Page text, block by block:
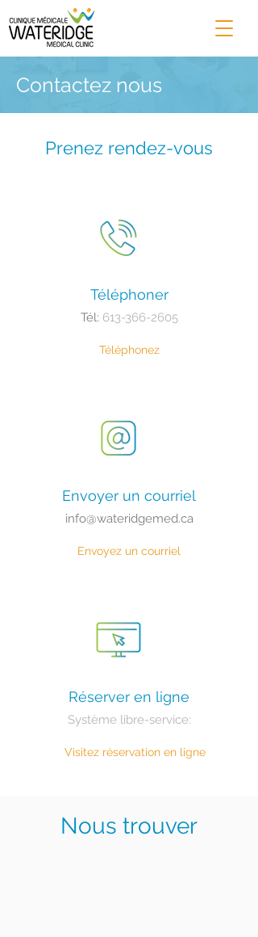
Contactez nous
Prenez rendez-vous
Téléphoner
Tél: 613-366-2605
Téléphonez
Envoyer un courriel
info@wateridgemed.ca
Envoyez un courriel
Réserver en ligne
Système libre-service:
Visitez réservation en ligne
Nous trouver